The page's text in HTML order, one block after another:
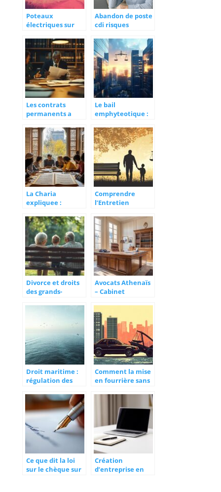
Poteaux
électriques sur
Les étapes clés
pour constituer
votre dossier
d’indemnisation
Abandon de poste
cdi risques
Les contrats
permanents a
hybride :
nouvelles
tendances
Le bail
emphyteotique :
strategique pour
l’investissement
immobilier
La Charia
expliquee :
fondamentaux de
la legislation
musulmane
Comprendre
l’Entretien
Enfants : Droits et
Obligations du
Père après une
Séparation sans
Intervention du
Juge
Divorce et droits
des grands-
familiaux après le
décès d’un parent
Avocats Athenaïs
– Cabinet
Droit maritime :
régulation des
libertés en mer,
comprendre les
zones de liberté et
de souveraineté
Comment la mise
en fourrière sans
faire comprendre
et réagir selon le
droit français
Ce que dit la loi
sur le chèque sur
Création
d’entreprise en